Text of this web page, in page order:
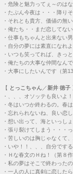
・ 危険と魅力ってぇ～のはな
・ たぶん今夜は・・・降り
・ それとも貴方、価値の無
・ 俺たち・・まだ恋してな
・ 仕事もちゃんと出来ない
・ 自分の夢には素直になれよ
・ いつも笑ってれば、きっ
・ 俺たちの大事な仲間なんで
・ 大事にしたいんです（第13
【 とっこちゃん／新井 徳子
・ 、、、オソッテも良いよ！
・ 冬はいつか終わるの。春
・ 忘れられないね、良い恋
・ 想い出って、海といっしょ
・ 張り裂けてしまう・・・
・ 苦しいのは胸じゃなくて
・ いや！！、、、自分でする
・ Ｈな春文のＨね！（第８作
・ 私の夢はそこで終わったの
・ 一人の人に真剣に恋したら